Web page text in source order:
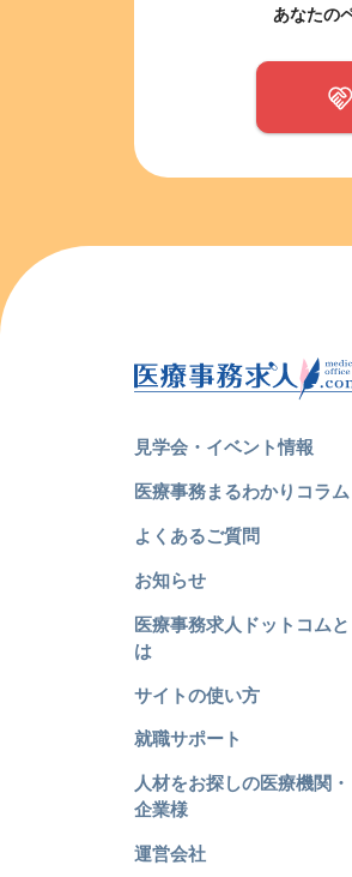
あなたの
見学会・イベント情報
医療事務まるわかりコラム
よくあるご質問
お知らせ
医療事務求人ドットコムと
は
サイトの使い方
就職サポート
人材をお探しの医療機関・
企業様
運営会社